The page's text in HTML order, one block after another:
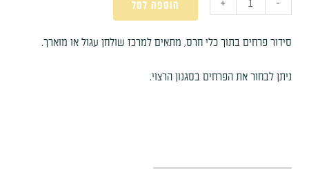
-
+ הוספה לסל
סידור פרחים בתוך כלי חרס, מתאים למרכז שולחן עגול או מוארך.
ניתן לבחור את הפרחים בסגנון הרצוי.